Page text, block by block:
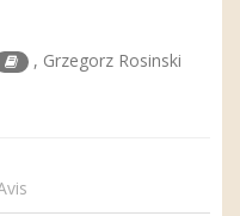
, Grzegorz Rosinski